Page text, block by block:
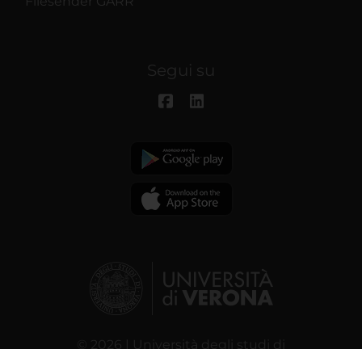
Segui su
© 2026 | Università degli studi di